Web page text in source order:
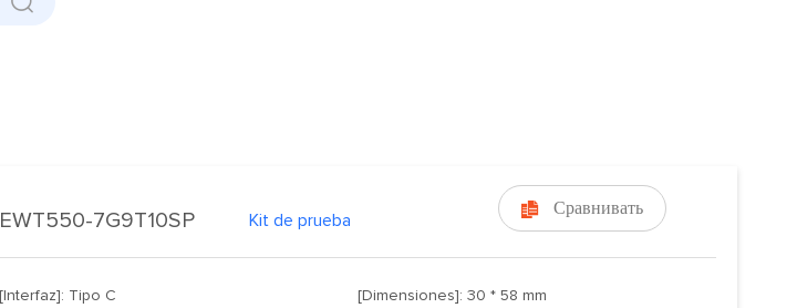
 Сравнивать
EWT550-7G9T10SP Kit de prueba
[Interfaz]: Tipo C [Dimensiones]: 30 * 58 mm